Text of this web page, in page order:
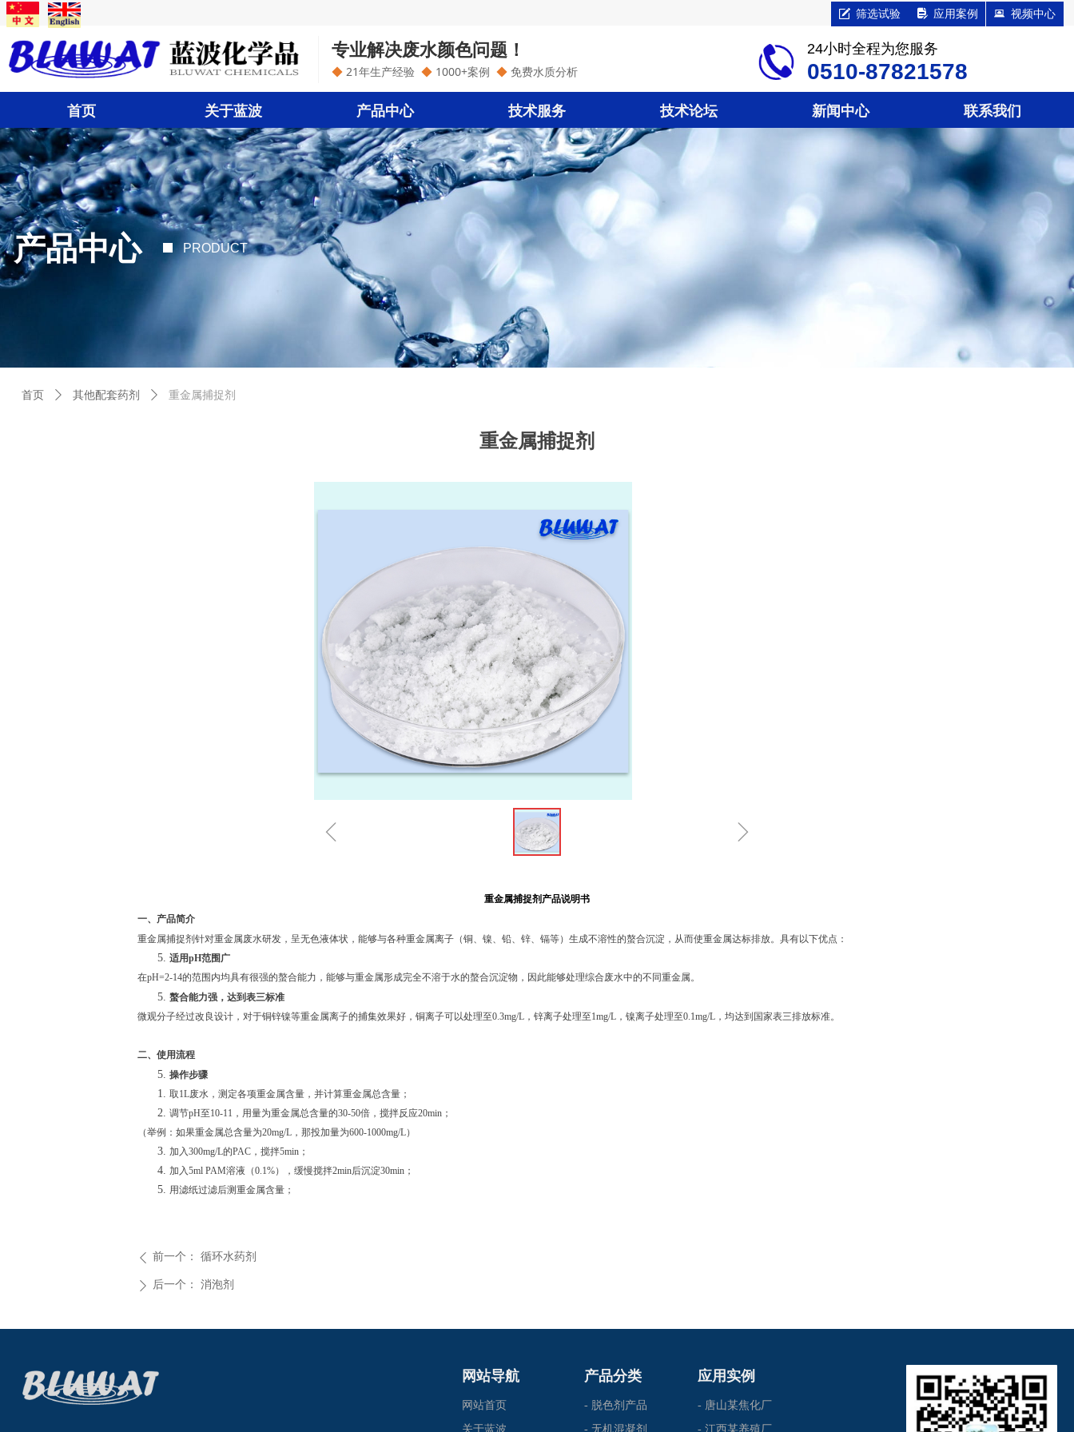
首页 关于蓝波 产品中心 技术服务 技术论坛 新闻中心 联系我们
专业解决废水颜色问题！
◆ 21年生产经验 ◆ 1000+案例 ◆ 免费水质分析
24小时全程为您服务
0510-87821578
녁 筛选试验 넖 应用案例 뀵 视频中心
ꁆ ꁇ
重金属捕捉剂
重金属捕捉剂 产品说明书
一、产品简介
重金属捕捉剂针对重金属废水研发，呈无色液体状，能够与各种重金属离子（铜、镍、铅、锌、镉等）生成不溶性的螯合沉淀，从而使重金属达标排放。 具有以下优点 ：
适用pH范围广
在pH=2-14的范围内均具有很强的螯合能力，能够与重金属形成完全不溶于水的螯合沉淀物，因此能够处理综合废水中的不同重金属。
螯合能力强，达到表三标准
微观分子经过改良设计，对于铜锌镍等重金属离子的捕集效果好，铜离子可以处理至0.3mg/L，锌离子处理至1mg/L，镍离子处理至0.1mg/L，均达到国家表三排放标准。
二、 使用流程
操作步骤
取1L废水，测定各项重金属含量，并计算重金属总含量；
调节pH至10-11，用量为重金属总含量的30-50倍，搅拌反应20min；
（举例：如果重金属总含量为20mg/L，那投加量为600-1000mg/L）
加入300mg/L的PAC，搅拌5min；
加入5ml PAM溶液（0.1%），缓慢搅拌2min后沉淀30min；
用滤纸过滤后测重金属含量；
首页 ꄲ 其他配套药剂 ꄲ 重金属捕捉剂
ꄴ 前一个： 循环水药剂
ꄲ 后一个： 消泡剂
产品中心 PRODUCT
网站导航
网站首页
关于蓝波
应用实例
- 唐山某焦化厂
- 江西某养殖厂
产品分类
- 脱色剂产品
- 无机混凝剂